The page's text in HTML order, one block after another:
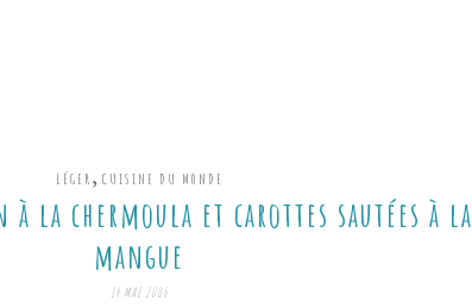
LÉGER, CUISINE DU MONDE
à la chermoula et carottes sautées à la
mangue
14 MAI 2006